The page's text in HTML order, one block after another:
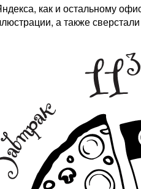
как и остальному
а также